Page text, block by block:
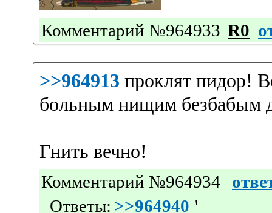
Комментарий №964933 R0
>>964913 проклят пидор!
больным нищим безбабым
Гнить вечно!
Комментарий №964934
Ответы: >>964940 '